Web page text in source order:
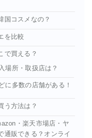
国コスメなの？
を比較
で買える？
場所・取扱店は？
に多数の店舗がある！
う方法は？
・楽天市場店・ヤ
通販できる？オンライ